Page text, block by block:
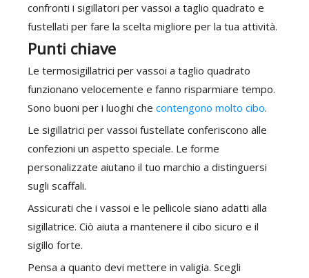
confronti i sigillatori per vassoi a taglio quadrato e
fustellati per fare la scelta migliore per la tua attività.
Punti chiave
Le termosigillatrici per vassoi a taglio quadrato
funzionano velocemente e fanno risparmiare tempo.
Sono buoni per i luoghi che contengono molto cibo.
Le sigillatrici per vassoi fustellate conferiscono alle
confezioni un aspetto speciale. Le forme
personalizzate aiutano il tuo marchio a distinguersi
sugli scaffali.
Assicurati che i vassoi e le pellicole siano adatti alla
sigillatrice. Ciò aiuta a mantenere il cibo sicuro e il
sigillo forte.
Pensa a quanto devi mettere in valigia. Scegli